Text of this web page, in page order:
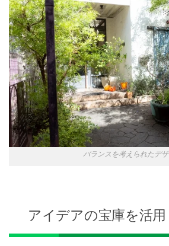
バランスを考えられたデ
アイデアの宝庫を活用